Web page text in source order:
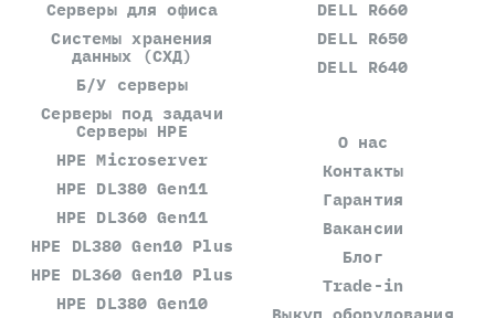
Серверы для офиса
Системы хранения
данных (СХД)
Б/У серверы
Серверы под задачи
DELL R660
DELL R650
DELL R640
Серверы HPE
HPE Microserver
HPE DL380 Gen11
HPE DL360 Gen11
HPE DL380 Gen10 Plus
HPE DL360 Gen10 Plus
HPE DL380 Gen10
О нас
Контакты
Гарантия
Вакансии
Блог
Trade-in